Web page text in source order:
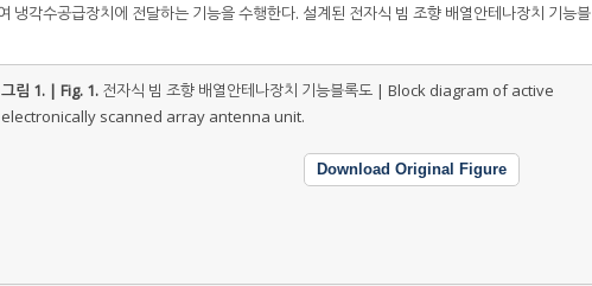
냉각수공급장치에 전달하는 기능을 수행한다. 설계된 전자식 빔 조향 배열안테나장치 기능블
그림 1. | Fig. 1. 전자식 빔 조향 배열안테나장치 기능블록도 | Block diagram of active
electronically scanned array antenna unit.
Download Original Figure